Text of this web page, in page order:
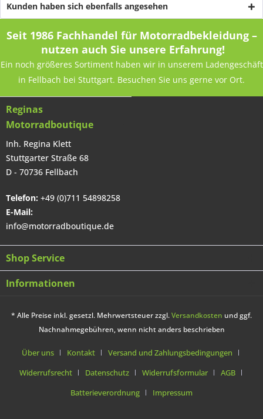
Kunden haben sich ebenfalls angesehen
Seit 1986 Fachhandel für Motorradbekleidung –
nutzen auch Sie unsere Erfahrung!
Ein noch größeres Sortiment haben wir in unserem Ladengeschäft
in Fellbach bei Stuttgart. Besuchen Sie uns gerne vor Ort.
Reginas
Motorradboutique
Inh. Regina Klett
Stuttgarter Straße 68
D - 70736 Fellbach
Telefon: +49 (0)711 54898258
E-Mail:
info@motorradboutique.de
Shop Service
Informationen
* Alle Preise inkl. gesetzl. Mehrwertsteuer zzgl.Versandkosten und ggf.
Nachnahmegebühren, wenn nicht anders beschrieben
Über uns Kontakt
Versand und Zahlungsbedingungen
Widerrufsrecht
Datenschutz Widerrufsformular
AGB
Batterieverordnung
Impressum